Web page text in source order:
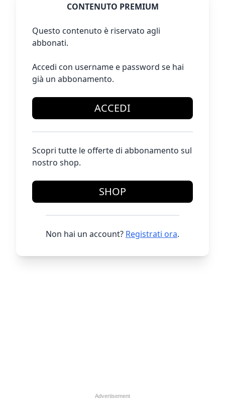
CONTENUTO PREMIUM
Questo contenuto è riservato agli
abbonati.
Accedi con username e password se hai
già un abbonamento.
ACCEDI
Scopri tutte le offerte di abbonamento sul
nostro shop.
SHOP
Non hai un account? Registrati ora.